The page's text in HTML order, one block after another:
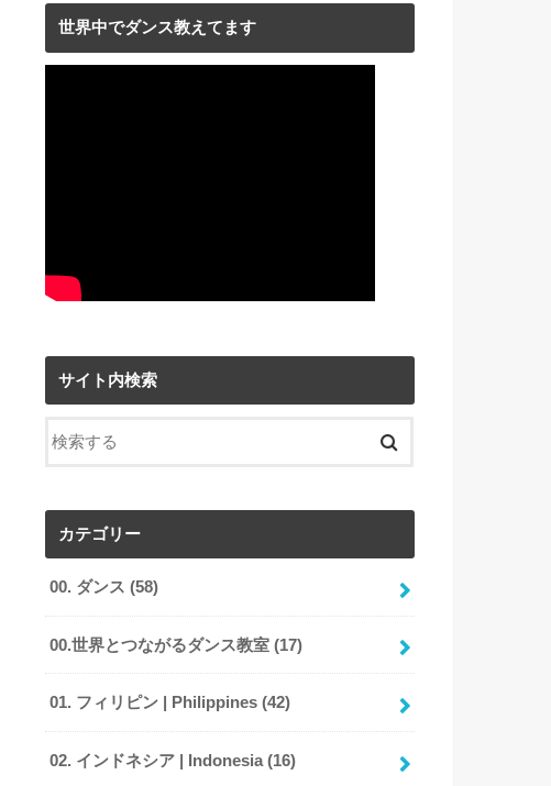
世界中でダンス教えてます
サイト内検索
カテゴリー
00. ダンス(58)
00.世界とつながるダンス教室(17)
01. フィリピン | Philippines(42)
02. インドネシア | Indonesia(16)